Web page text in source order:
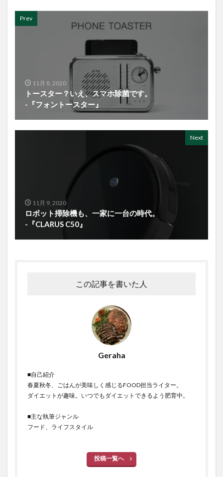
Prev
11月 8, 2020
トースター？いえ、スマホ除菌です。
-『フォントースター』
Next
11月 9, 2020
ロボット掃除機も、一家に一台の時代。
-『CLARUS C50』
この記事を書いた人
Geraha
■自己紹介
春夏秋冬、ごはんが美味しく感じるFOOD担当ライター。
ダイエットが趣味。いつでもダイエットできるよう肥育中。
■主な執筆ジャンル
フード、ライフスタイル
投稿一覧へ